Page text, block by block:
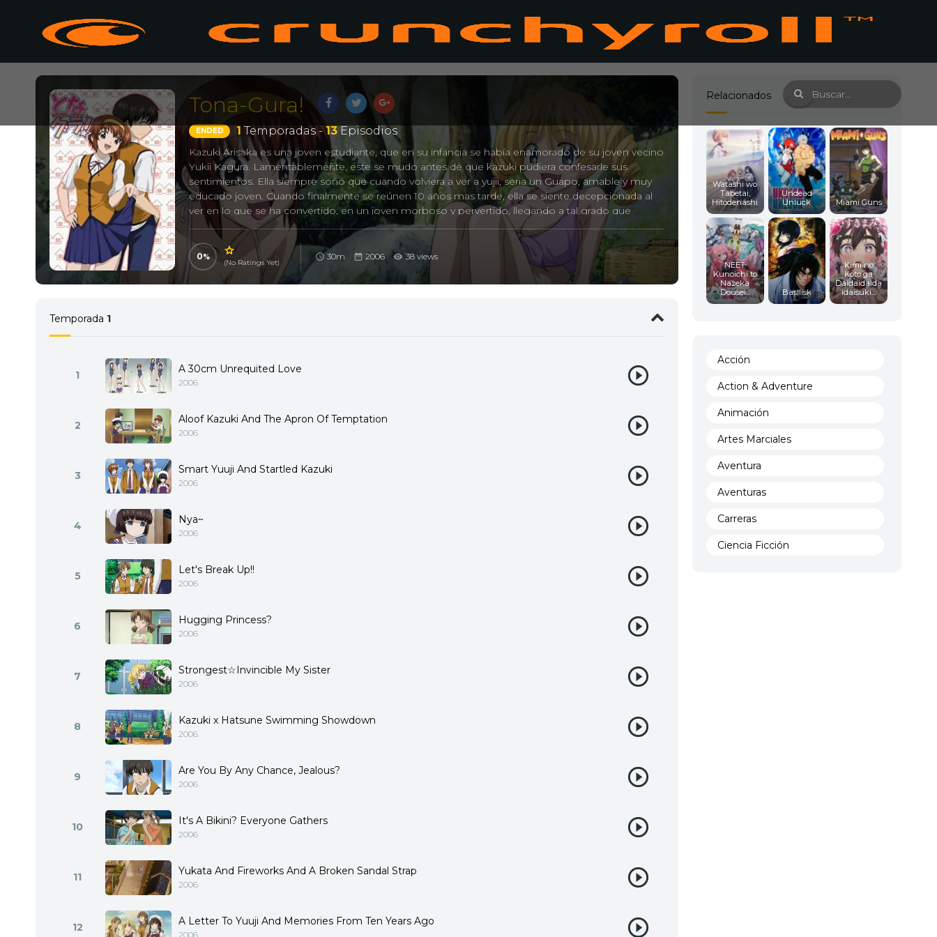
Tona-Gura!
ENDED 1 Temporadas -13Episodios
Kazuki Arisaka es una joven estudiante, que en su infancia se había enamorado de su joven vecino
Yukii Kagura. Lamentablemente, este se mudo antes de que kazuki pudiera confesarle sus
sentimientos. Ella siempre soñó que cuando volviera a ver a yujii, seria un Guapo, amable y muy
educado joven. Cuando finalmente se reúnen 10 años mas tarde, ella se siente decepcionada al
ver en lo que se ha convertido, en un joven morboso y pervertido, llegando a tal grado que
incluso kazuki lo llega a odiar, pero, a medida que se desarrolla, se da cuenta que yujii no es el que
ha cambiado, si no……….
0
(No Ratings Yet)
30m 2006 38 views
Temporada 1
1 A 30cm Unrequited Love
2006
2 Aloof Kazuki And The Apron Of Temptation
2006
3 Smart Yuuji And Startled Kazuki
2006
4 Nya~
2006
5 Let's Break Up!!
2006
6 Hugging Princess?
2006
7 Strongest☆Invincible My Sister
2006
8 Kazuki x Hatsune Swimming Showdown
2006
9 Are You By Any Chance, Jealous?
2006
10 It's A Bikini? Everyone Gathers
2006
11 Yukata And Fireworks And A Broken Sandal Strap
2006
12 A Letter To Yuuji And Memories From Ten Years Ago
2006
Relacionados
Watashi wo
Tabetai,
Hitodenashi
Undead
Unluck
Miami Guns
NEET
Kunoichi to
Nazeka
Dousei...
Basilisk
Kimi no
Koto ga
Daidaidaida
idaisuki...
Acción
Action & Adventure
Animación
Artes Marciales
Aventura
Aventuras
Carreras
Ciencia Ficción